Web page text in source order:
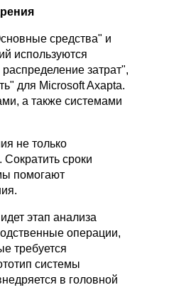
средства" и
используются
затрат",
для Microsoft Axapta.
а также системами
не только
сроки
помогают
этап анализа
операции,
требуется
системы
в головной